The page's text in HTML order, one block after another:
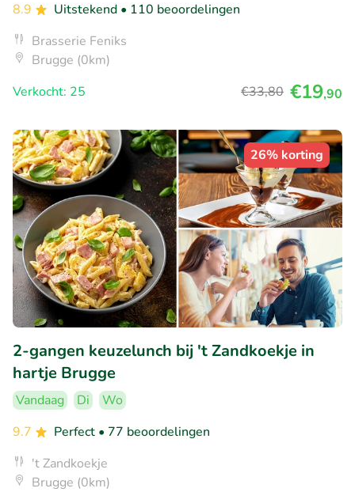
8.9
Uitstekend • 110 beoordelingen
Brasserie Feniks
Brugge (0km)
Verkocht: 25
€33,80 €19,90
26% korting
2-gangen keuzelunch bij 't Zandkoekje in
hartje Brugge
Vandaag Di
Wo
9.7
Perfect • 77 beoordelingen
't Zandkoekje
Brugge (0km)